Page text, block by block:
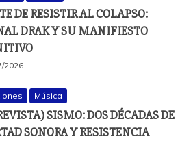
DE RESISTIR AL COLAPSO:
DRAK Y SU MANIFIESTO
2026
Música
SISMO: DOS DÉCADAS DE
SONORA Y RESISTENCIA